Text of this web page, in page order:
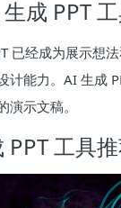
成 PPT
已经成为展示想
计能力。AI 生成
示文稿。
PPT 工具